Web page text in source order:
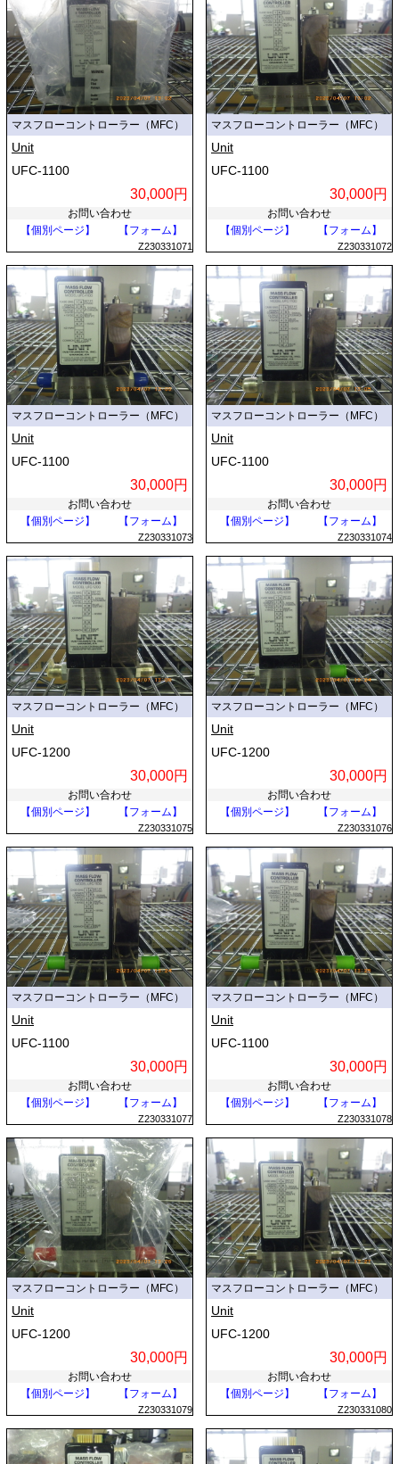
マスフローコントローラー（MFC）
Unit
UFC-1100
30,000円
お問い合わせ
【個別ページ】
【フォーム】
Z230331071
マスフローコントローラー（MFC）
Unit
UFC-1100
30,000円
お問い合わせ
【個別ページ】
【フォーム】
Z230331072
マスフローコントローラー（MFC）
Unit
UFC-1100
30,000円
お問い合わせ
【個別ページ】
【フォーム】
Z230331073
マスフローコントローラー（MFC）
Unit
UFC-1100
30,000円
お問い合わせ
【個別ページ】
【フォーム】
Z230331074
マスフローコントローラー（MFC）
Unit
UFC-1200
30,000円
お問い合わせ
【個別ページ】
【フォーム】
Z230331075
マスフローコントローラー（MFC）
Unit
UFC-1200
30,000円
お問い合わせ
【個別ページ】
【フォーム】
Z230331076
マスフローコントローラー（MFC）
Unit
UFC-1100
30,000円
お問い合わせ
【個別ページ】
【フォーム】
Z230331077
マスフローコントローラー（MFC）
Unit
UFC-1100
30,000円
お問い合わせ
【個別ページ】
【フォーム】
Z230331078
マスフローコントローラー（MFC）
Unit
UFC-1200
30,000円
お問い合わせ
【個別ページ】
【フォーム】
Z230331079
マスフローコントローラー（MFC）
Unit
UFC-1200
30,000円
お問い合わせ
【個別ページ】
【フォーム】
Z230331080